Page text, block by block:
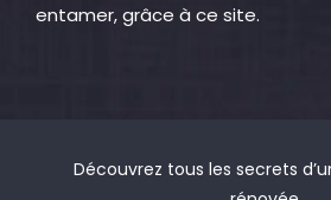
entamer, grâce à ce site.
Découvrez tous les secrets